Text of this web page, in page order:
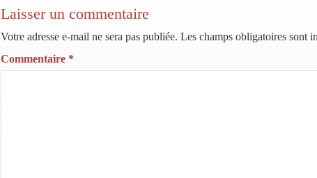
Laisser un commentaire
Votre adresse e-mail ne sera pas publiée. Les champs obligatoires sont
Commentaire *